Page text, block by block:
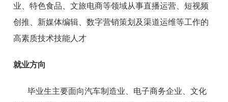
业、特色食品、文旅电商等领域从事直播运营、短视频
创推、新媒体编辑、数字营销策划及渠道运维等工作的
高素质技术技能人才
就业方向
毕业生主要面向汽车制造业、电子商务企业、文化